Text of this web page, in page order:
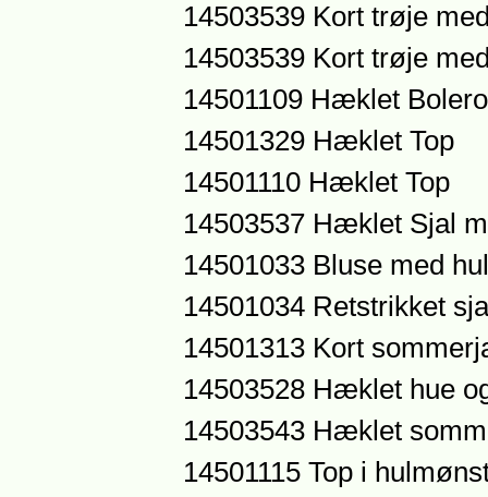
14503539 Kort trøje
14503539 Kort trøje
14501109 Hæklet Bolero
14501329 Hæklet Top
14501110 Hæklet Top
14503537 Hæklet Sjal
14501033 Bluse med
14501034 Retstrikket
14501313 Kort
14503528 Hæklet hue
14503543 Hæklet
14501115 Top i